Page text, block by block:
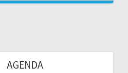
AGENDA